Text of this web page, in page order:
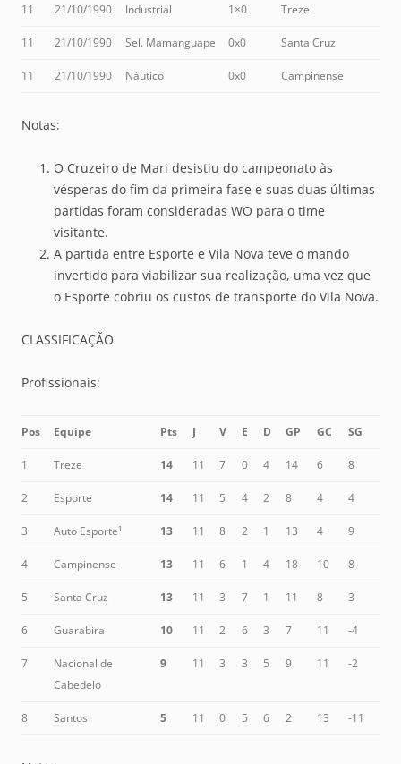
11 21/10/1990 Industrial 1×0 Treze
11 21/10/1990 Sel. Mamanguape 0x0 Santa Cruz
11 21/10/1990 Náutico 0x0 Campinense
Notas:
O Cruzeiro de Mari desistiu do campeonato às
vésperas do fim da primeira fase e suas duas últimas
partidas foram consideradas WO para o time
visitante.
A partida entre Esporte e Vila Nova teve o mando
invertido para viabilizar sua realização, uma vez que
o Esporte cobriu os custos de transporte do Vila Nova.
CLASSIFICAÇÃO
Profissionais:
Pos Equipe Pts J V E D GP GC SG
1 Treze 14 11 7 0 4 14 6 8
2 Esporte 14 11 5 4 2 8 4 4
3 Auto Esporte¹ 13 11 8 2 1 13 4 9
4 Campinense 13 11 6 1 4 18 10 8
5 Santa Cruz 13 11 3 7 1 11 8 3
6 Guarabira 10 11 2 6 3 7 11 -4
7
Nacional de
Cabedelo
9 11 3 3 5 9 11 -2
8 Santos 5 11 0 5 6 2 13 -11